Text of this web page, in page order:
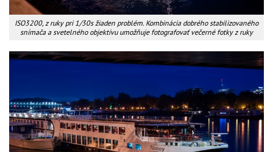
ISO3200, z ruky pri 1/30s žiaden problém. Kombinácia dobrého stabilizovaného
snímača a svetelného objektívu umožňuje fotografovať večerné fotky z ruky